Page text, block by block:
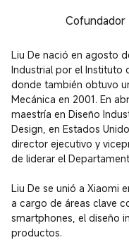
Liu De nació en agosto
Industrial por el Instituto
donde también obtuvo
Mecánica en 2001. En
maestría en Diseño
Design, en Estados
director ejecutivo y
de liderar el
Liu De se unió a Xiaomi
a cargo de áreas clave
smartphones, el diseño
productos.